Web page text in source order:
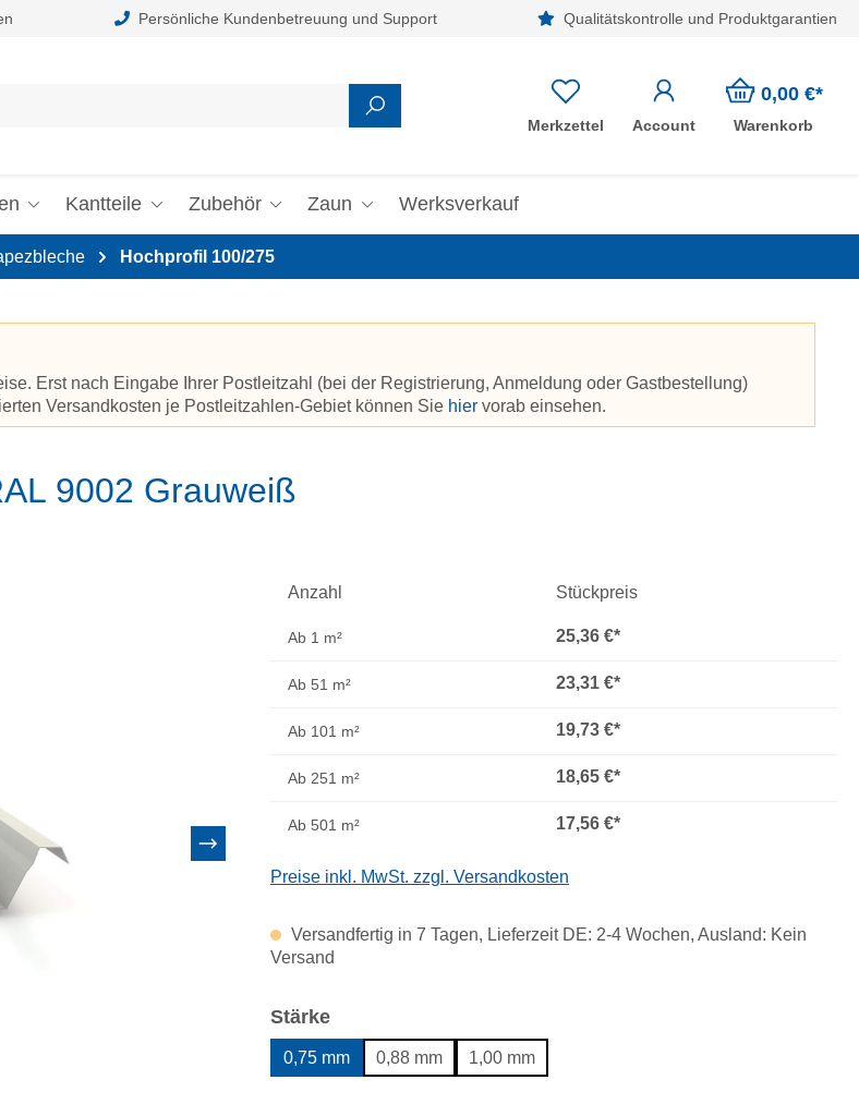
Persönliche Kundenbetreuung und Support Qualitätskontrolle und Produktgarantien
Merkzettel Account
0,00 €*
Warenkorb
Kantteile Zubehör Zaun Werksverkauf
Hochprofil 100/275
Erst nach Eingabe Ihrer Postleitzahl (bei der Registrierung, Anmeldung oder Gastbestellung)
Versandkosten je Postleitzahlen-Gebiet können Sie hier vorab einsehen.
9002 Grauweiß
Anzahl Stückpreis
Ab 1 m² 25,36 €*
Ab 51 m² 23,31 €*
Ab 101 m² 19,73 €*
Ab 251 m² 18,65 €*
Ab 501 m² 17,56 €*
Preise inkl. MwSt. zzgl. Versandkosten
Versandfertig in 7 Tagen, Lieferzeit DE: 2-4 Wochen, Ausland: Kein
Versand
Stärkeauswählen
0,75 mm 0,88 mm 1,00 mm